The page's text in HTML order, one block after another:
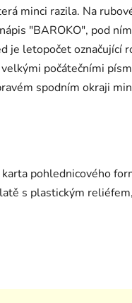
minci razila. Na
"BAROKO", pod
je letopočet označující
počátečními
spodním okraji
pohlednicového
s plastickým